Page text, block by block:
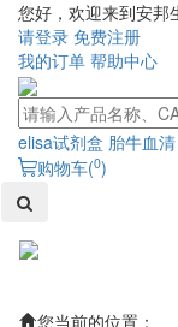
您好，欢迎来到安邦
请登录 免费注册
我的订单 帮助中心
elisa试剂盒 胎牛血清
购物车(0)
您当前的位置：